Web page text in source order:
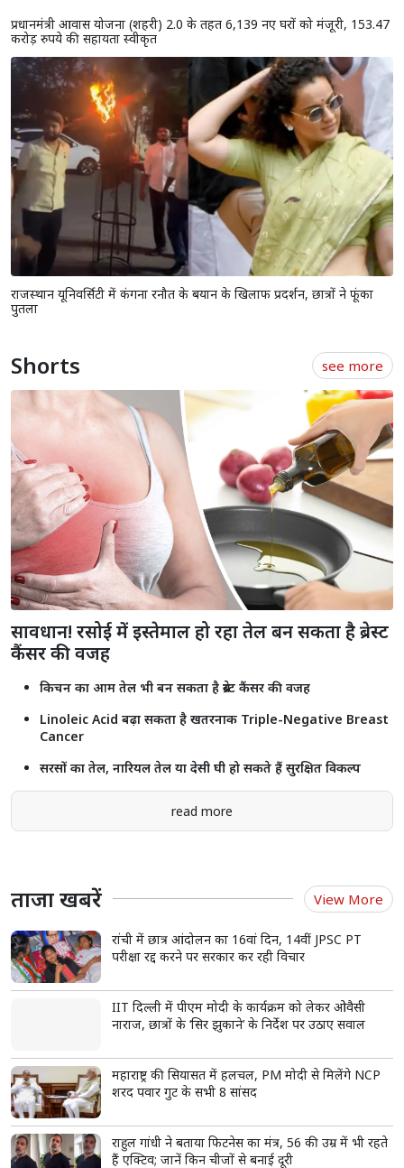
मुख्यमंत्री भजनलाल शर्मा के नेतृत्व में 9 अगस्त को निकलेगी राज्यस्तरीय तिरंगा
रैली
राजस्थान विधानसभा के मानसून सत्र से पहले दिल्ली पहुंचे CM भजनलाल, केंद्रीय
गृह मंत्री अमित शाह से की मुलाकात
राजस्थान में किसानों के लिए सुरक्षा कवच बनी प्रधानमंत्री फसल बीमा योजना,
प्रधानमंत्री आवास योजना (शहरी) 2.0 के तहत 6,139 नए घरों को मंजूरी, 153.47